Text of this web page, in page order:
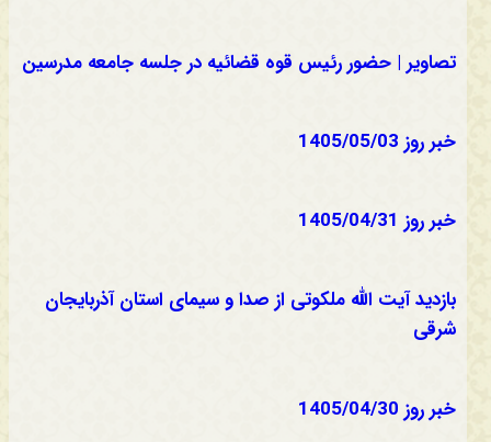
تصاویر | حضور رئیس قوه قضائیه در جلسه جامعه مدرسین
خبر روز 1405/05/03
خبر روز 1405/04/31
بازدید آیت الله ملکوتی از صدا و سیمای استان آذربایجان
شرقی
خبر روز 1405/04/30